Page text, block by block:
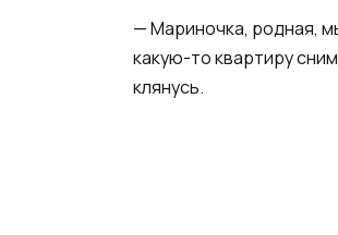
— Мариночка, родная,
какую-то квартиру
клянусь.